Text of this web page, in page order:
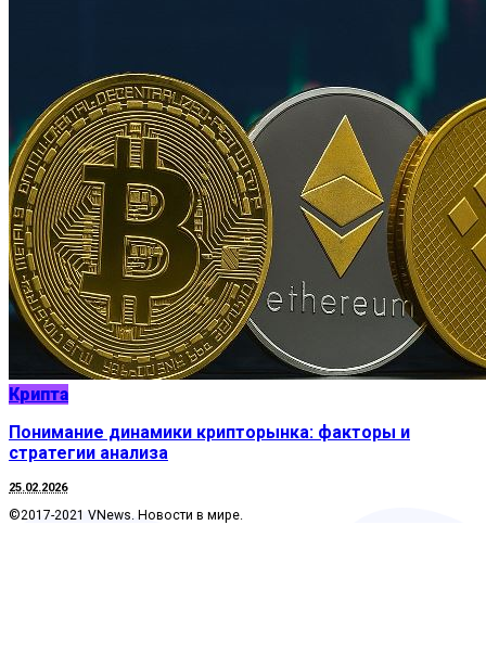
Крипта
Понимание динамики крипторынка: факторы и
стратегии анализа
25.02.2026
©2017-2021 VNews. Новости в мире.